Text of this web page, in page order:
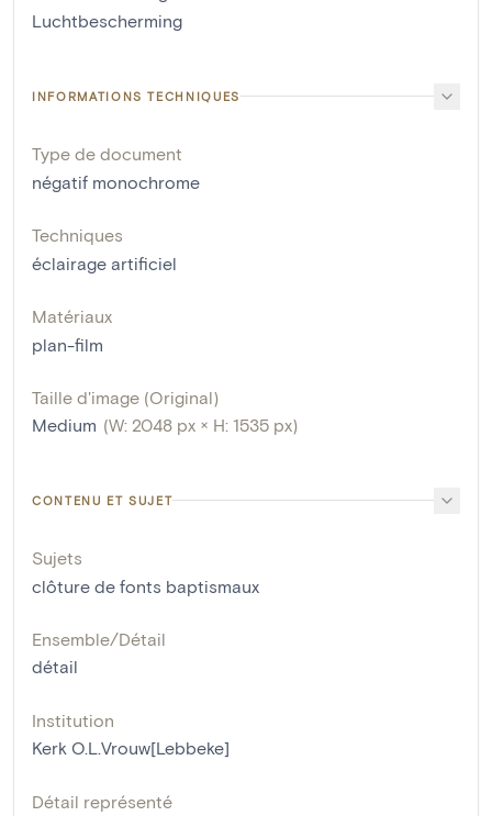
Luchtbescherming
INFORMATIONS TECHNIQUES
Type de document
négatif monochrome
Techniques
éclairage artificiel
Matériaux
plan-film
Taille d'image (Original)
Medium (W: 2048 px × H: 1535 px)
CONTENU ET SUJET
Sujets
clôture de fonts baptismaux
Ensemble/Détail
détail
Institution
Kerk O.L.Vrouw[Lebbeke]
Détail représenté